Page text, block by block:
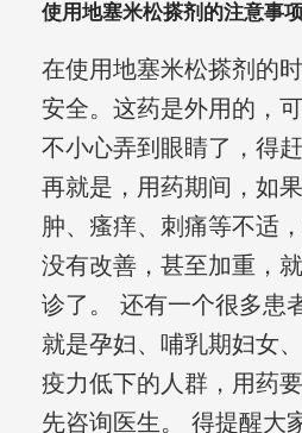
使用地塞米松搽剂的注意事
在使用地塞米松搽剂的
安全。这药是外用的，
不小心弄到眼睛了，得
再就是，用药期间，如
肿、瘙痒、刺痛等不适
没有改善，甚至加重，
诊了。 还有一个很多患
就是孕妇、哺乳期妇女
疫力低下的人群，用药
先咨询医生。 得提醒大